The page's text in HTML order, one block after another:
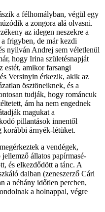
a félhomályban, végül egy
a zongora alá olvasni.
az idegen neszekre a
frigyben, de már kezdi
nyilván Andrej sem véletlenül
hogy Irina születésnapját
estét, amikor farsangi
Versinyin érkezik, akik az
ösztöneiknek, és a
tudják, hogy románcuk
ám ha nem engednek
magukat a
pillantások innentől
korábbi árnyék-létüket.
a vendégek,
állatos papírmasé-
és elkezdődött a tánc. A
dalban (zeneszerző Cári
a néhány időtlen percben,
a holnappal, végre